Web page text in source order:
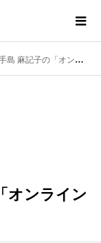
オンライン晩酌会」８月15日(土)18:00-
オンライン